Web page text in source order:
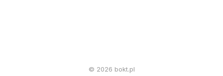
© 2026 bokt.pl